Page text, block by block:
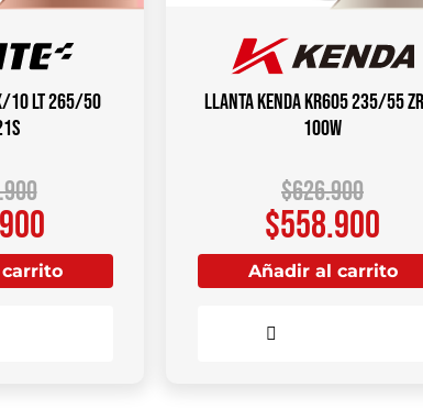
10 LT 265/50
Llanta KENDA KR605 235/55
100W
$626.900
$558.900
Añadir al carrito